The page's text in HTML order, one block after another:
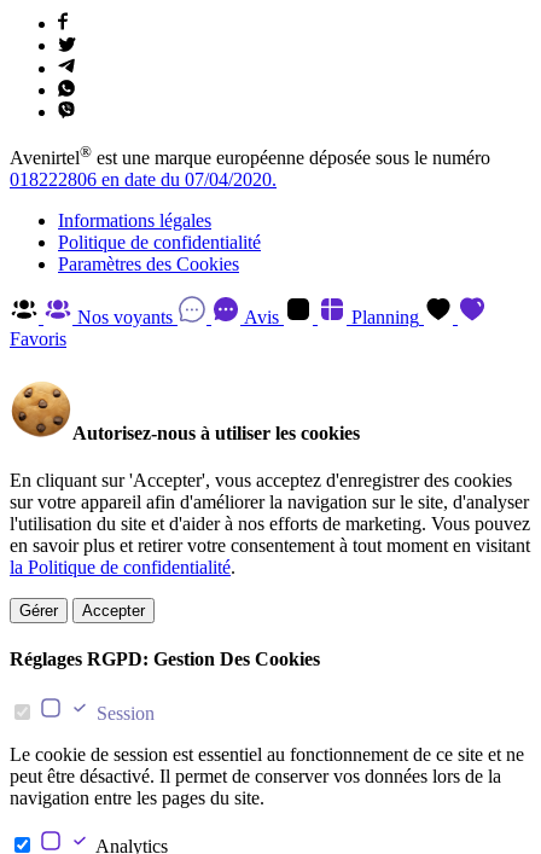
Avenirtel® est une marque européenne déposée sous le numéro
018222806 en date du 07/04/2020.
Informations légales
Politique de confidentialité
Paramètres des Cookies
Nos voyants Avis
Planning
Favoris
Autorisez-nous à utiliser les cookies
En cliquant sur 'Accepter', vous acceptez d'enregistrer des cookies
sur votre appareil afin d'améliorer la navigation sur le site, d'analyser
l'utilisation du site et d'aider à nos efforts de marketing. Vous pouvez
en savoir plus et retirer votre consentement à tout moment en visitant
la Politique de confidentialité.
Gérer Accepter
Réglages RGPD: Gestion Des Cookies
Session
Le cookie de session est essentiel au fonctionnement de ce site et ne
peut être désactivé. Il permet de conserver vos données lors de la
navigation entre les pages du site.
Analytics